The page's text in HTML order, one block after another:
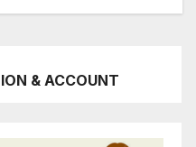
& ACCOUNT